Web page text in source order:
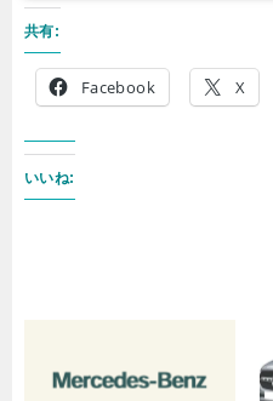
共有:
Facebook X
いいね: